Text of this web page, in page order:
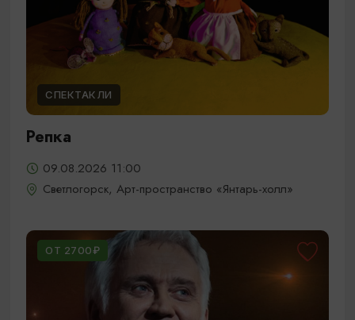
СПЕКТАКЛИ
Репка
09.08.2026 11:00
Светлогорск, Арт-пространство «Янтарь-холл»
ОТ 2700₽